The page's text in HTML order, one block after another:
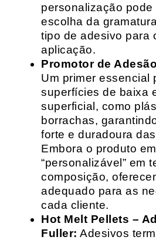
personalização pode
escolha da
tipo de adesivo para
aplicação.
Promotor de
Um primer essencial
superfícies de baixa
superficial, como
borrachas,
forte e duradoura
Embora o produto
“personalizável” em
composição,
adequado para as
cada cliente.
Hot Melt Pellets –
Fuller: Adesivos